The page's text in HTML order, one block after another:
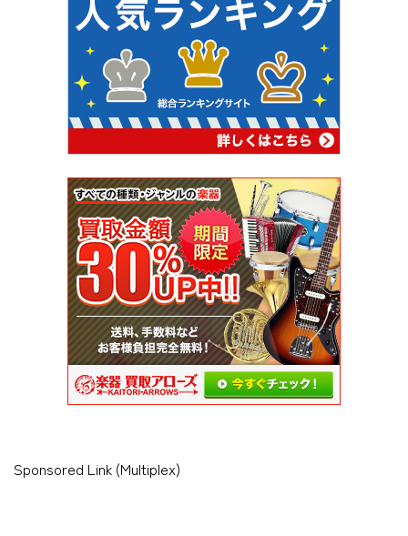
Sponsored Link (Multiplex)